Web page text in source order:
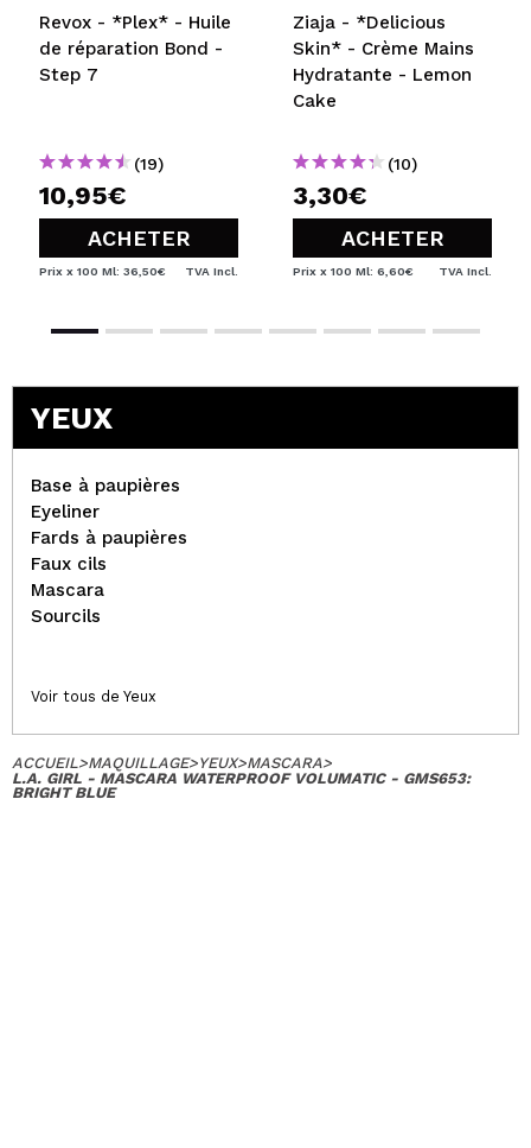
Revox - *Plex* - Huile
de réparation Bond -
Step 7
(19)
10,95€
ACHETER
Prix x 100 Ml: 36,50€ TVA Incl.
Ziaja - *Delicious
Skin* - Crème Mains
Hydratante - Lemon
Cake
(10)
3,30€
ACHETER
Prix x 100 Ml: 6,60€ TVA Incl.
YEUX
Base à paupières
Eyeliner
Fards à paupières
Faux cils
Mascara
Sourcils
Voir tous de Yeux
ACCUEIL>MAQUILLAGE>YEUX>MASCARA>
L.A. GIRL - MASCARA WATERPROOF VOLUMATIC - GMS653:
BRIGHT BLUE